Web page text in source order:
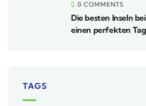
0 COMMENTS
Die besten Inseln
einen perfekten
TAGS